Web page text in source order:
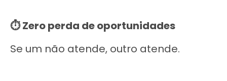
⏱️ Zero perda de oportunidades
Se um não atende, outro atende.